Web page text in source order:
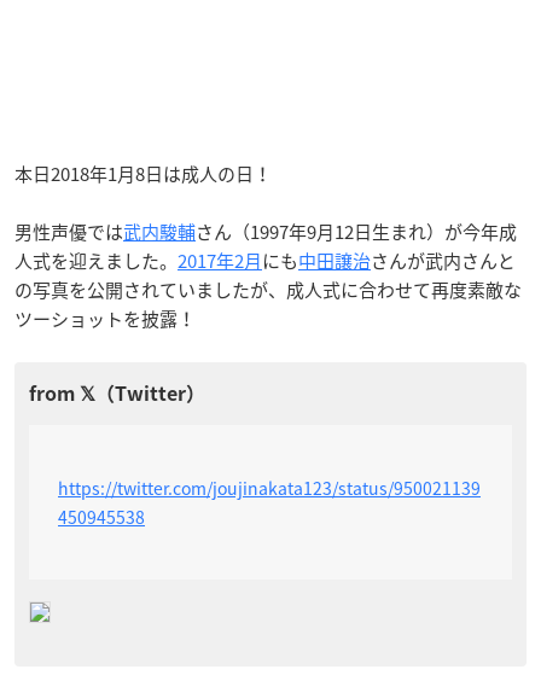
本日2018年1月8日は成人の日！
男性声優では武内駿輔さん（1997年9月12日生まれ）が今年成
人式を迎えました。 2017年2月にも中田譲治さんが武内さんと
の写真を公開されていましたが、成人式に合わせて再度素敵な
ツーショットを披露！
https://twitter.com/joujinakata123/status/950021139
450945538